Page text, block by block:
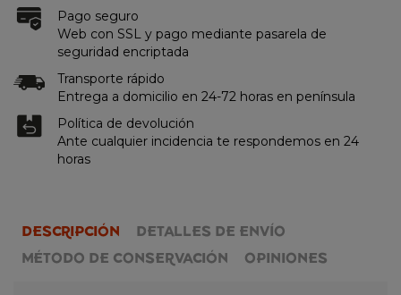
Pago seguro
Web con SSL y pago mediante pasarela de
seguridad encriptada
Transporte rápido
Entrega a domicilio en 24-72 horas en península
Política de devolución
Ante cualquier incidencia te respondemos en 24
horas
DESCRIPCIÓN
DETALLES DE ENVÍO
MÉTODO DE CONSERVACIÓN
OPINIONES